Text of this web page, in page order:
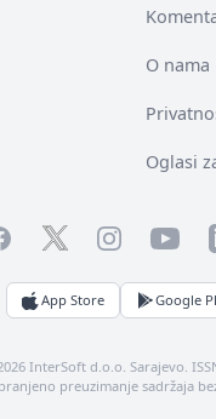
O nama
Oglasi
TwitterInstagram
App Store Google
InterSoft d.o.o. Sarajevo.
preuzimanje sadržaja